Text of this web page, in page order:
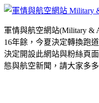
軍情與航空網站(Military &
16年餘，今夏決定轉換跑
決定開設此網站與粉絲頁
態與航空新聞，請大家多多